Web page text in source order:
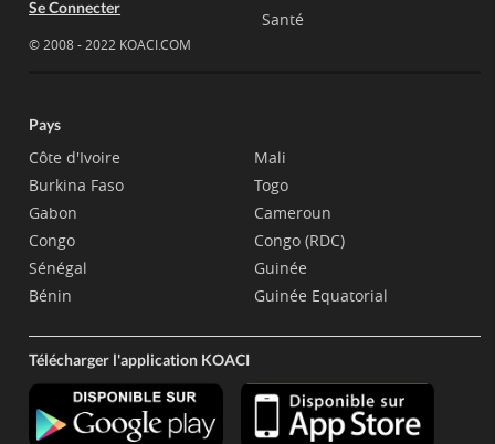
Se Connecter
© 2008 - 2022 KOACI.COM
Santé
Pays
Côte d'Ivoire
Burkina Faso
Gabon
Congo
Sénégal
Bénin
Mali
Togo
Cameroun
Congo (RDC)
Guinée
Guinée Equatorial
Télécharger l'application KOACI